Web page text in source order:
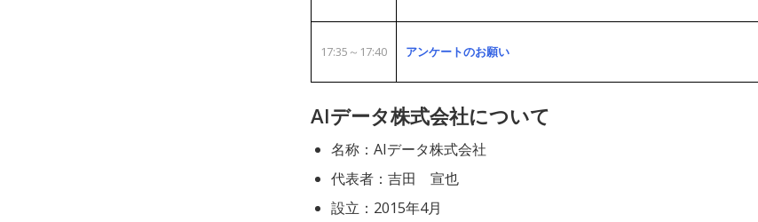
17:35～17:40 アンケートのお願い
AIデータ株式会社について
名称：AIデータ株式会社
代表者：吉田 宣也
設立：2015年4月